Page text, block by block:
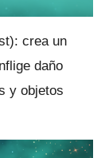
crea un
daño
y objetos